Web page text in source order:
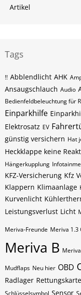
Artikel
Tags
!! Abblendlicht AHK
Ansaugschlauch Audio
Bedienfeldbeleuchtung für
Einparkhilfe
Elektrosatz EV
günstig versichern Hat
Heckklappe keine
Hängerkupplung
KFZ-Versicherung Kfz
Klappern Klimaanlage
Kurvenlicht
Leistungsverlust Licht
Meriva-Freunde Meriva 1.3
Meriva B
Mudflaps Neu hier OBD
Radlager Rettungskarte
Schlüsselsymbol Sensor